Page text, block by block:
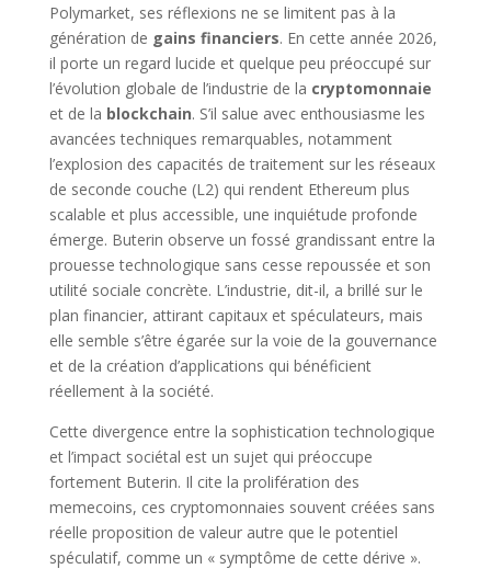
Polymarket, ses réflexions ne se limitent pas à la
génération de gains financiers. En cette année 2026,
il porte un regard lucide et quelque peu préoccupé sur
l’évolution globale de l’industrie de la cryptomonnaie
et de la blockchain. S’il salue avec enthousiasme les
avancées techniques remarquables, notamment
l’explosion des capacités de traitement sur les réseaux
de seconde couche (L2) qui rendent Ethereum plus
scalable et plus accessible, une inquiétude profonde
émerge. Buterin observe un fossé grandissant entre la
prouesse technologique sans cesse repoussée et son
utilité sociale concrète. L’industrie, dit-il, a brillé sur le
plan financier, attirant capitaux et spéculateurs, mais
elle semble s’être égarée sur la voie de la gouvernance
et de la création d’applications qui bénéficient
réellement à la société.
Cette divergence entre la sophistication technologique
et l’impact sociétal est un sujet qui préoccupe
fortement Buterin. Il cite la prolifération des
memecoins, ces cryptomonnaies souvent créées sans
réelle proposition de valeur autre que le potentiel
spéculatif, comme un « symptôme de cette dérive ».